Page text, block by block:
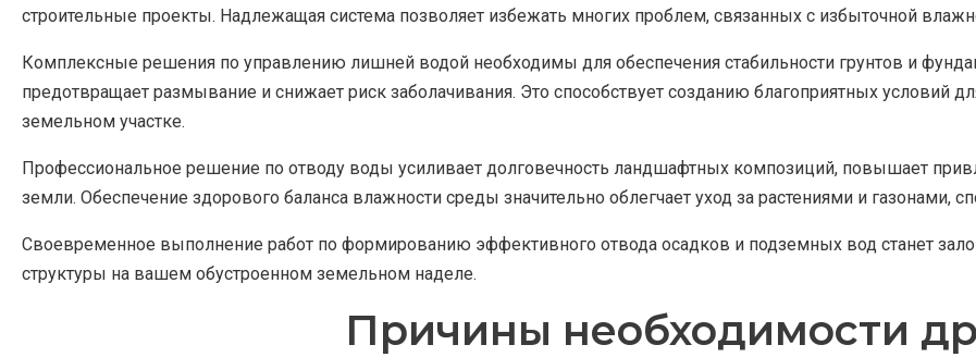
строительные проекты. Надлежащая система позволяет избежать многих проблем, связанных с избыточной
Комплексные решения по управлению лишней водой необходимы для обеспечения стабильности грунтов и
предотвращает размывание и снижает риск заболачивания. Это способствует созданию благоприятных условий
земельном участке.
Профессиональное решение по отводу воды усиливает долговечность ландшафтных композиций, повышает
земли. Обеспечение здорового баланса влажности среды значительно облегчает уход за растениями и газонами,
Своевременное выполнение работ по формированию эффективного отвода осадков и подземных вод станет
структуры на вашем обустроенном земельном наделе.
Причины необходимости